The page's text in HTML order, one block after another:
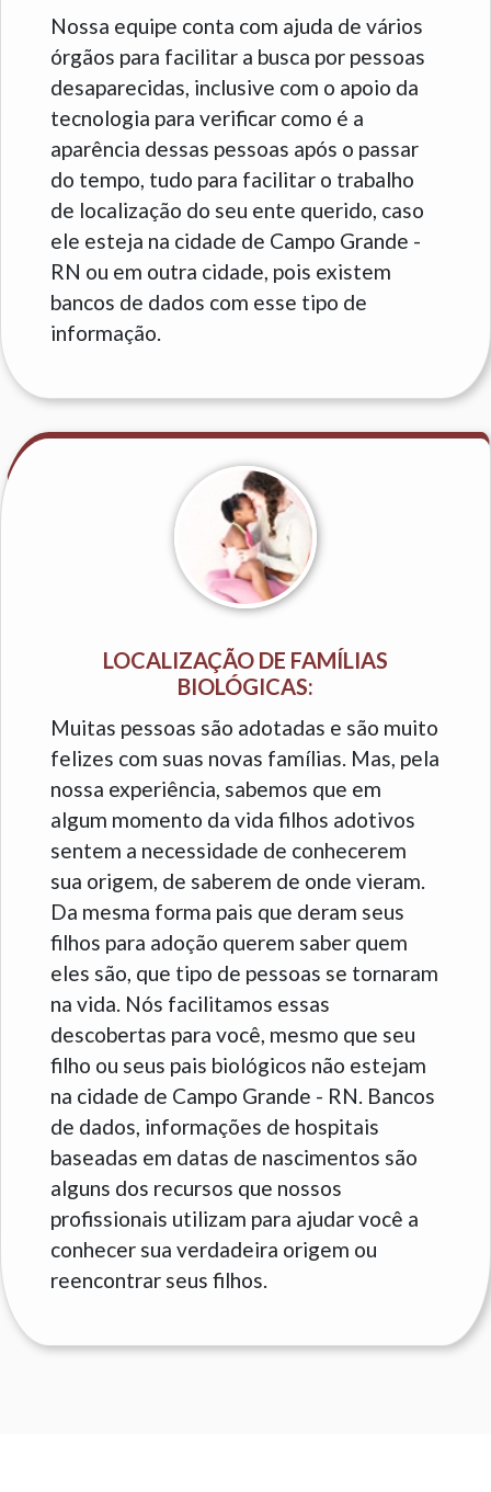
Nossa equipe conta com ajuda de vários
órgãos para facilitar a busca por pessoas
desaparecidas, inclusive com o apoio da
tecnologia para verificar como é a
aparência dessas pessoas após o passar
do tempo, tudo para facilitar o trabalho
de localização do seu ente querido, caso
ele esteja na cidade de Campo Grande -
RN ou em outra cidade, pois existem
bancos de dados com esse tipo de
informação.
LOCALIZAÇÃO DE FAMÍLIAS
BIOLÓGICAS:
Muitas pessoas são adotadas e são muito
felizes com suas novas famílias. Mas, pela
nossa experiência, sabemos que em
algum momento da vida filhos adotivos
sentem a necessidade de conhecerem
sua origem, de saberem de onde vieram.
Da mesma forma pais que deram seus
filhos para adoção querem saber quem
eles são, que tipo de pessoas se tornaram
na vida. Nós facilitamos essas
descobertas para você, mesmo que seu
filho ou seus pais biológicos não estejam
na cidade de Campo Grande - RN. Bancos
de dados, informações de hospitais
baseadas em datas de nascimentos são
alguns dos recursos que nossos
profissionais utilizam para ajudar você a
conhecer sua verdadeira origem ou
reencontrar seus filhos.